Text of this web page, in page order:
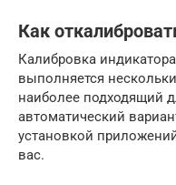
Как
Калибровка
выполняется
наиболее подходящий
автоматический
установкой
вас.